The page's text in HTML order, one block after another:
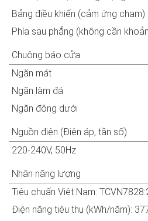
Bảng điều khiển (cảm ứng chạm)
Phía sau phẳng (không cần
Chuông báo cửa
Ngăn mát
Ngăn làm đá
Ngăn đông dưới
Nguồn điện (Điện áp, tần số)
220-240V, 50Hz
Nhãn năng lượng
Tiêu chuẩn Việt Nam:
Điện năng tiêu thụ (kWh/năm):